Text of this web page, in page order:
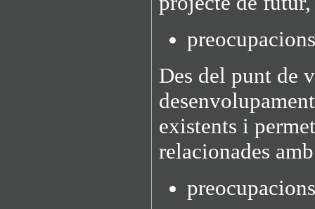
Des del punt de
existents i
relacionades